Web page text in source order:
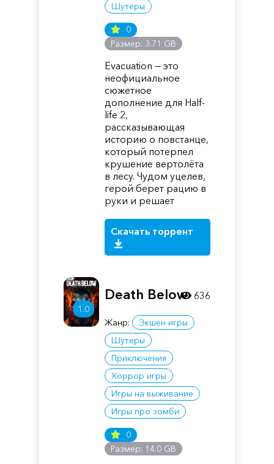
Шутеры
0
Размер: 3.71 GB
Evacuation — это
неофициальное
сюжетное
дополнение для Half-
life 2,
рассказывающая
историю о повстанце,
который потерпел
крушение вертолёта
в лесу. Чудом уцелев,
герой берет рацию в
руки и решает
Скачать торрент
1.0
Death Below
Жанр:
Экшен игры
Шутеры
Приключения
Хоррор игры
Игры на выживание
Игры про зомби
0
Размер: 14.0 GB
636